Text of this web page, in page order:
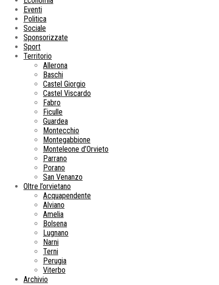
Eventi
Politica
Sociale
Sponsorizzate
Sport
Territorio
Allerona
Baschi
Castel Giorgio
Castel Viscardo
Fabro
Ficulle
Guardea
Montecchio
Montegabbione
Monteleone d’Orvieto
Parrano
Porano
San Venanzo
Oltre l’orvietano
Acquapendente
Alviano
Amelia
Bolsena
Lugnano
Narni
Terni
Perugia
Viterbo
Archivio